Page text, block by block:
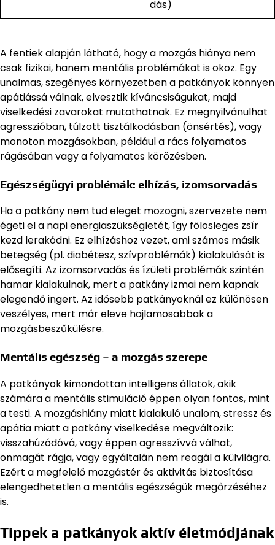
dás)
A fentiek alapján látható, hogy a mozgás hiánya nem
csak fizikai, hanem mentális problémákat is okoz. Egy
unalmas, szegényes környezetben a patkányok könnyen
apátiássá válnak, elvesztik kíváncsiságukat, majd
viselkedési zavarokat mutathatnak. Ez megnyilvánulhat
agresszióban, túlzott tisztálkodásban (önsértés), vagy
monoton mozgásokban, például a rács folyamatos
rágásában vagy a folyamatos körözésben.
Egészségügyi problémák: elhízás, izomsorvadás
Ha a patkány nem tud eleget mozogni, szervezete nem
égeti el a napi energiaszükségletét, így fölösleges zsír
kezd lerakódni. Ez elhízáshoz vezet, ami számos másik
betegség (pl. diabétesz, szívproblémák) kialakulását is
elősegíti. Az izomsorvadás és ízületi problémák szintén
hamar kialakulnak, mert a patkány izmai nem kapnak
elegendő ingert. Az idősebb patkányoknál ez különösen
veszélyes, mert már eleve hajlamosabbak a
mozgásbeszűkülésre.
Mentális egészség – a mozgás szerepe
A patkányok kimondottan intelligens állatok, akik
számára a mentális stimuláció éppen olyan fontos, mint
a testi. A mozgáshiány miatt kialakuló unalom, stressz és
apátia miatt a patkány viselkedése megváltozik:
visszahúzódóvá, vagy éppen agresszívvá válhat,
önmagát rágja, vagy egyáltalán nem reagál a külvilágra.
Ezért a megfelelő mozgástér és aktivitás biztosítása
elengedhetetlen a mentális egészségük megőrzéséhez
is.
Tippek a patkányok aktív életmódjának